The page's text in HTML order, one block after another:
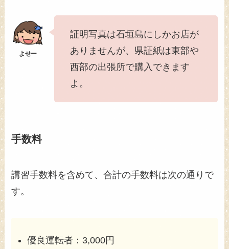
証明写真は石垣島にしかお店が
ありませんが、県証紙は東部や
西部の出張所で購入できます
よ。
手数料
講習手数料を含めて、合計の手数料は次の通りで
す。
優良運転者：3,000円